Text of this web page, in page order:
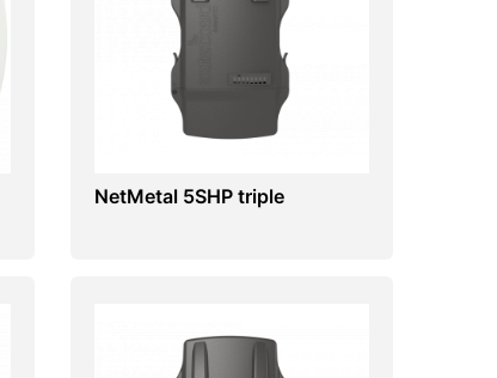
NetMetal 5SHP triple